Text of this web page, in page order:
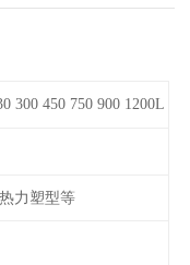
300 450 750 900 1200L
力塑型等